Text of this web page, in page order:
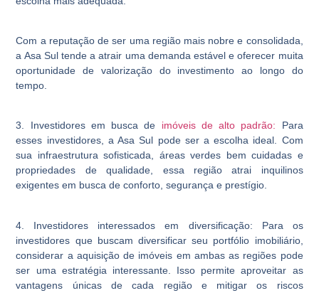
Com a reputação de ser uma região mais nobre e consolidada,
a Asa Sul tende a atrair uma demanda estável e oferecer muita
oportunidade de valorização do investimento ao longo do
tempo.
3. Investidores em busca de imóveis de alto padrão: Para
esses investidores, a Asa Sul pode ser a escolha ideal. Com
sua infraestrutura sofisticada, áreas verdes bem cuidadas e
propriedades de qualidade, essa região atrai inquilinos
exigentes em busca de conforto, segurança e prestígio.
4. Investidores interessados em diversificação: Para os
investidores que buscam diversificar seu portfólio imobiliário,
considerar a aquisição de imóveis em ambas as regiões pode
ser uma estratégia interessante. Isso permite aproveitar as
vantagens únicas de cada região e mitigar os riscos